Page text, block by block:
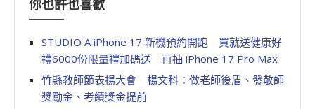
你也許也喜歡
STUDIO A iPhone 17 新機預約開跑 買就送健康好
禮6000份限量禮加碼送 再抽 iPhone 17 Pro Max
竹縣教師節表揚大會 楊文科：做老師後盾、發敬師
獎勵金、考績獎金提前